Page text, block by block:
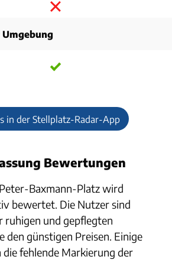
in der Stellplatz-Radar-App
Bewertungen
Baxmann-Platz wird
bewertet. Die Nutzer sind
ruhigen und gepflegten
den günstigen Preisen. Einige
die fehlende Markierung der